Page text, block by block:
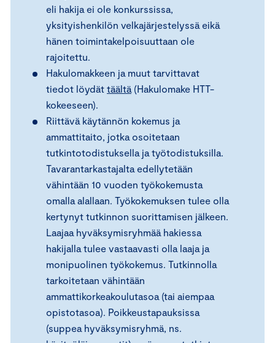
eli hakija ei ole konkurssissa,
yksityishenkilön velkajärjestelyssä eikä
hänen toimintakelpoisuuttaan ole
rajoitettu.
Hakulomakkeen ja muut tarvittavat
tiedot löydät täältä (Hakulomake HTT-
kokeeseen).
Riittävä käytännön kokemus ja
ammattitaito, jotka osoitetaan
tutkintotodistuksella ja työtodistuksilla.
Tavarantarkastajalta edellytetään
vähintään 10 vuoden työkokemusta
omalla alallaan. Työkokemuksen tulee olla
kertynyt tutkinnon suorittamisen jälkeen.
Laajaa hyväksymisryhmää hakiessa
hakijalla tulee vastaavasti olla laaja ja
monipuolinen työkokemus. Tutkinnolla
tarkoitetaan vähintään
ammattikorkeakoulutasoa (tai aiempaa
opistotasoa). Poikkeustapauksissa
(suppea hyväksymisryhmä, ns.